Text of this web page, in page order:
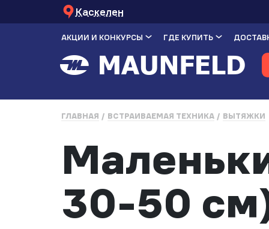
Каскелен
АКЦИИ И КОНКУРСЫ ГДЕ КУПИТЬ
ГЛАВНАЯ ВСТРАИВАЕМАЯ ТЕХНИКА ВЫТЯЖКИ
30-50